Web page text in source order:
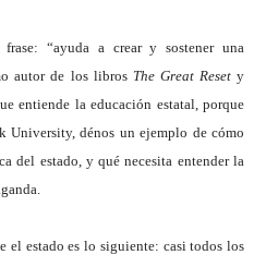
“ayuda a crear y sostener una
autor de los libros The Great Resety
entiende la educación estatal, porque
University, dénos un ejemplo de cómo
del estado, y qué necesita entender la
el estado es lo siguiente: casi todos los